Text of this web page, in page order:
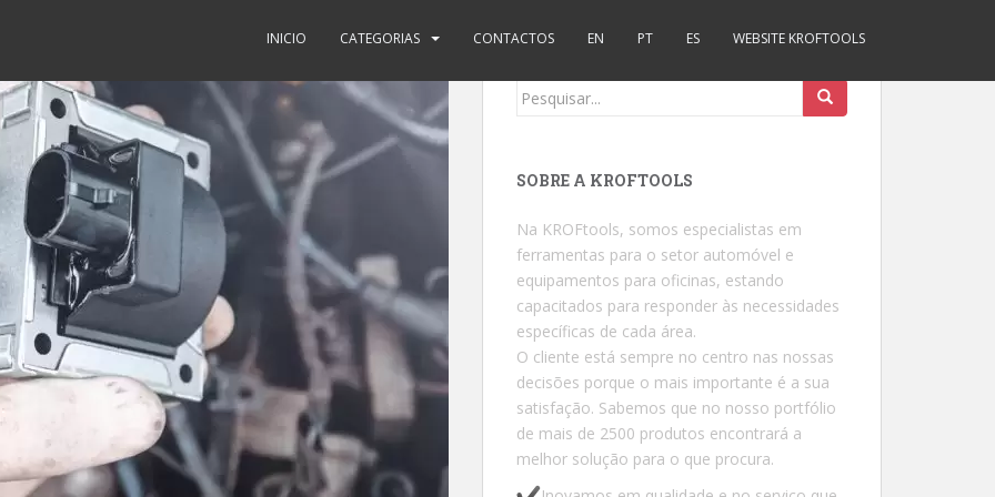
INICIO CATEGORIAS CONTACTOS EN PT ES WEBSITE KROFTOOLS
Procurar por:
SOBRE A KROFTOOLS
Na KROFtools, somos especialistas em
ferramentas para o setor automóvel e
equipamentos para oficinas, estando
capacitados para responder às necessidades
específicas de cada área.
O cliente está sempre no centro nas nossas
decisões porque o mais importante é a sua
satisfação. Sabemos que no nosso portfólio
de mais de 2500 produtos encontrará a
melhor solução para o que procura.